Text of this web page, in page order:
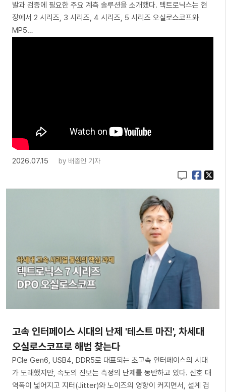
발과 검증에 필요한 주요 계측 솔루션을 소개했다. 텍트로닉스는 현
장에서 2 시리즈, 3 시리즈, 4 시리즈, 5 시리즈 오실로스코프와
MP5…
2026.07.15 by 배종인 기자
고속 인터페이스 시대의 난제 '테스트 마진', 차세대
오실로스코프로 해법 찾는다
PCIe Gen6, USB4, DDR5로 대표되는 초고속 인터페이스의 시대
가 도래했지만, 속도의 진보는 측정의 난제를 동반하고 있다. 신호 대
역폭이 넓어지고 지터(Jitter)와 노이즈의 영향이 커지면서, 설계 검